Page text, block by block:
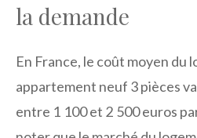
la demande
En France, le coût moyen du
appartement neuf 3 pièces
entre 1 100 et 2 500 euros